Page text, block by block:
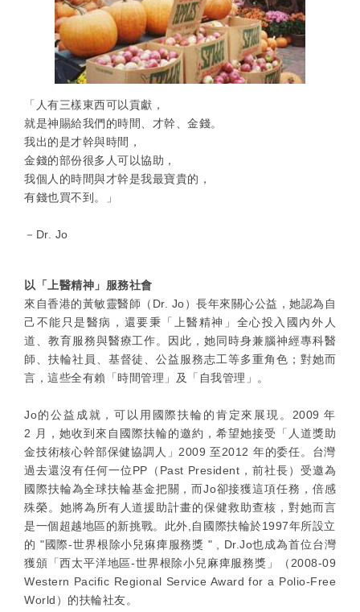
「人有三樣東西可以貢獻，
就是神賜給我們的時間、才幹、金錢。
我出的是才幹與時間，
金錢的部份很多人可以協助，
我個人的時間與才幹是我最寶貴的，
有錢也買不到。」
－Dr. Jo
以「上醫精神」服務社會
來自香港的黃敏靈醫師（Dr. Jo）長年來關心公益，她認為自
己不能只是醫病，還要秉「上醫精神」全心投入國內外人
道、教育服務與醫療工作。因此，她同時身兼腦神經專科醫
師、扶輪社員、基督徒、公益服務志工等多重角色；對她而
言，這些全有賴「時間管理」及「自我管理」。
Jo的公益成就，可以用國際扶輪的肯定來展現。2009 年
2 月，她收到來自國際扶輪的邀約，希望她接受「人道獎助
金技術核心幹部保健協調人」2009 至2012 年的委任。台灣
過去還沒有任何一位PP（Past President，前社長）受邀為
國際扶輪為全球扶輪基金把關，而Jo卻接獲這項任務，倍感
殊榮。她將為所有人道援助計畫的保健救助查核，對她而言
是一個超越地區的新挑戰。此外,自國際扶輪於1997年所設立
的 "國際-世界根除小兒痳痺服務獎 " , Dr.Jo也成為首位台灣
獲頒「西太平洋地區-世界根除小兒麻痺服務獎」（2008-09
Western Pacific Regional Service Award for a Polio-Free
World）的扶輪社友。